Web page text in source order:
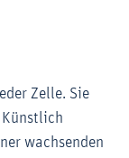
Zelle. Sie
wachsenden